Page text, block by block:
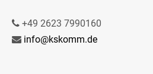
+49 2623 7990160
info@kskomm.de